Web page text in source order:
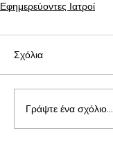
Εφημερεύοντες Ιατροί
Σχόλια
Γράψτε ένα σχόλιο...